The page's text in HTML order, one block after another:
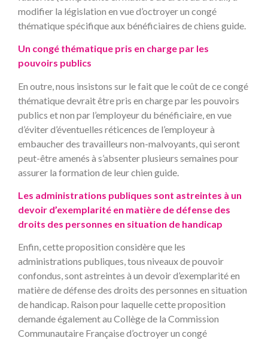
modifier la législation en vue d’octroyer un congé
thématique spécifique aux bénéficiaires de chiens guide.
Un congé thématique pris en charge par les
pouvoirs publics
En outre, nous insistons sur le fait que le coût de ce congé
thématique devrait être pris en charge par les pouvoirs
publics et non par l’employeur du bénéficiaire, en vue
d’éviter d’éventuelles réticences de l’employeur à
embaucher des travailleurs non-malvoyants, qui seront
peut-être amenés à s’absenter plusieurs semaines pour
assurer la formation de leur chien guide.
Les administrations publiques sont astreintes à un
devoir d’exemplarité en matière de défense des
droits des personnes en situation de handicap
Enfin, cette proposition considère que les
administrations publiques, tous niveaux de pouvoir
confondus, sont astreintes à un devoir d’exemplarité en
matière de défense des droits des personnes en situation
de handicap. Raison pour laquelle cette proposition
demande également au Collège de la Commission
Communautaire Française d’octroyer un congé